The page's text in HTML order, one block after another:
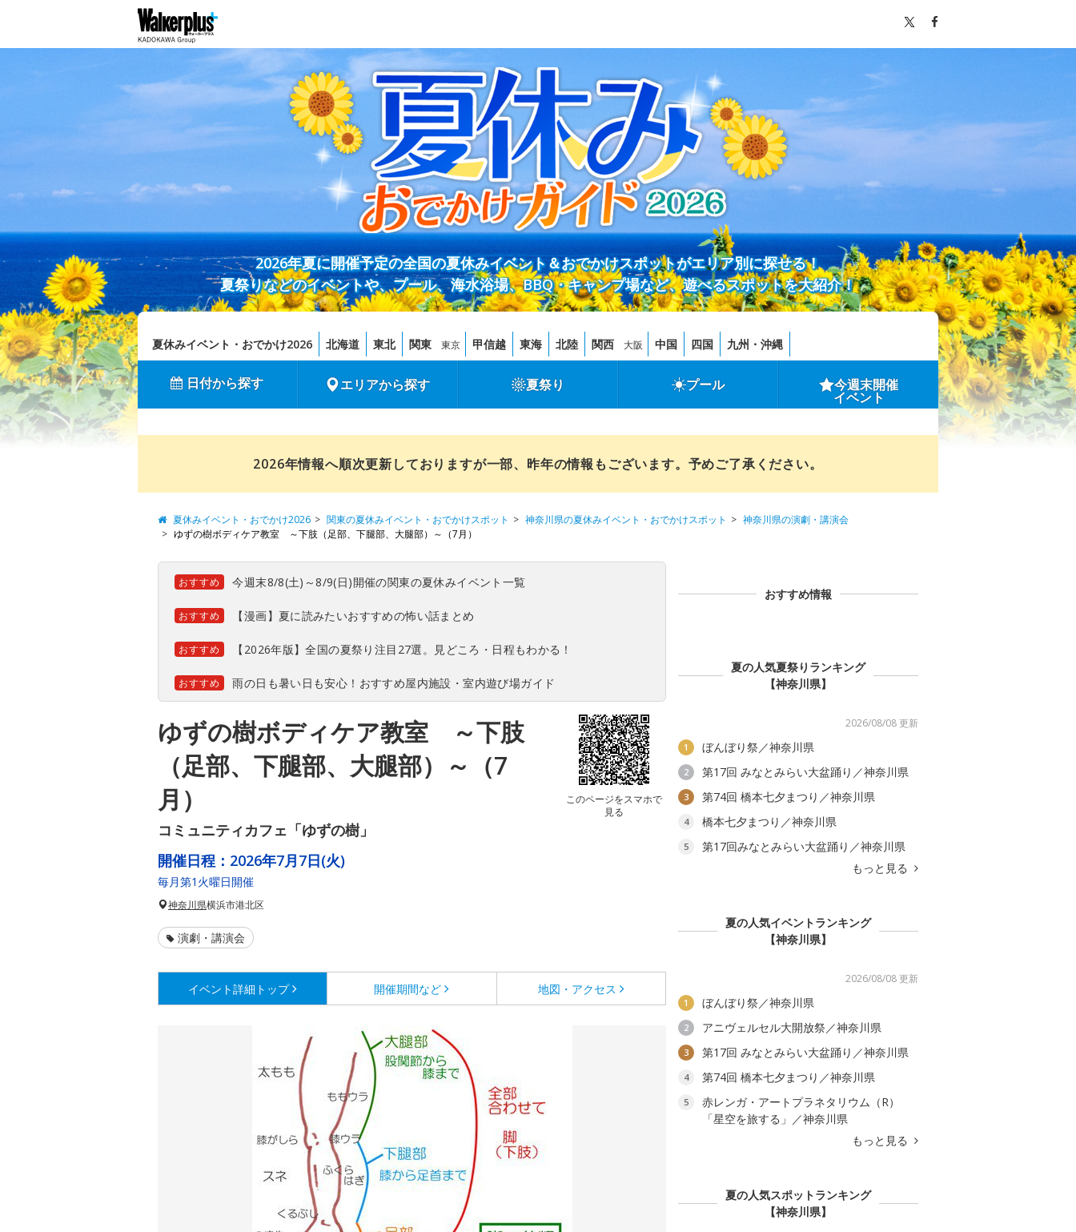
2026年夏に開催予定の全国の夏休みイベント＆おでかけスポットがエリア別に探せる！
夏祭りなどのイベントや、プール、海水浴場、BBQ・キャンプ場など、遊べるスポットを大紹介！
夏休みイベント・おでかけ2026 北海道 東北 関東 東京 甲信越 東海 北陸 関西 大阪 中国 四国 九州・沖縄
日付から探す エリアから探す 夏祭り プール 今週末開催
イベント
2026年情報へ順次更新しておりますが一部、昨年の情報もございます。予めご了承ください。
夏休みイベント・おでかけ2026 関東の夏休みイベント・おでかけスポット 神奈川県の夏休みイベント・おでかけスポット
神奈川県の演劇・講演会
ゆずの樹ボディケア教室 ～下肢（足部、下腿部、大腿部）～（7月）
おすすめ 今週末8/8(土)～8/9(日)開催の関東の夏休みイベント一覧
おすすめ 【漫画】夏に読みたいおすすめの怖い話まとめ
おすすめ 【2026年版】全国の夏祭り注目27選。見どころ・日程もわかる！
おすすめ 雨の日も暑い日も安心！おすすめ屋内施設・室内遊び場ガイド
ゆずの樹ボディケア教室 ～下肢
（足部、下腿部、大腿部）～（7
月）
コミュニティカフェ「ゆずの樹」
このページをスマホで
見る
開催日程： 2026年7月7日(火)
毎月第1火曜日開催
神奈川県横浜市港北区
演劇・講演会
イベント詳細 トップ 開催期間など 地図・アクセス
おすすめ情報
夏の人気夏祭りランキング
【神奈川県】
2026/08/08 更新
1 ぼんぼり祭／神奈川県
2 第17回 みなとみらい大盆踊り／神奈川県
3 第74回 橋本七夕まつり／神奈川県
4 橋本七夕まつり／神奈川県
5
第17回みなとみらい大盆踊り／神奈川県
もっと見る
夏の人気イベントランキング
【神奈川県】
2026/08/08 更新
1 ぼんぼり祭／神奈川県
2 アニヴェルセル大開放祭／神奈川県
3 第17回 みなとみらい大盆踊り／神奈川県
4 第74回 橋本七夕まつり／神奈川県
5
赤レンガ・アートプラネタリウム（R）
「星空を旅する」／神奈川県
もっと見る
夏の人気スポットランキング
【神奈川県】